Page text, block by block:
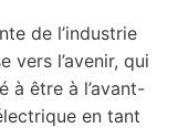
de l’industrie
vers l’avenir, qui
à être à l’avant-
en tant